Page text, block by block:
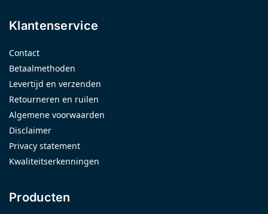
Klantenservice
Contact
Betaalmethoden
Levertijd en verzenden
Retourneren en ruilen
Algemene voorwaarden
Disclaimer
Privacy statement
Kwaliteitserkenningen
Producten